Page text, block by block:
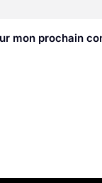
mon prochain